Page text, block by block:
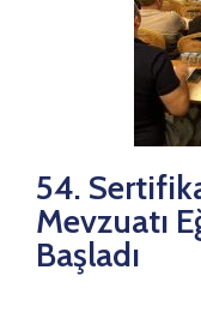
54.
Mevzuatı
Başladı